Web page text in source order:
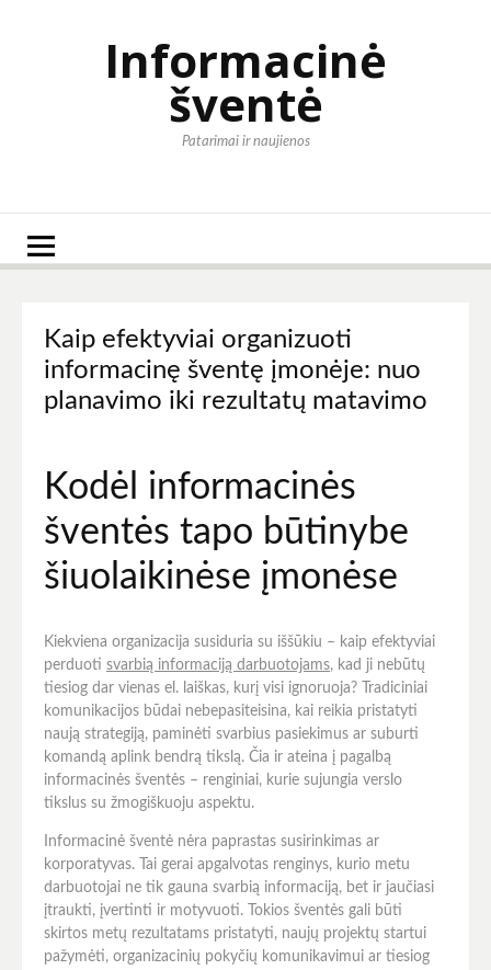
Informacinė
šventė
Patarimai ir naujienos
Kaip efektyviai organizuoti
informacinę šventę įmonėje: nuo
planavimo iki rezultatų matavimo
Kodėl informacinės
šventės tapo būtinybe
šiuolaikinėse įmonėse
Kiekviena organizacija susiduria su iššūkiu – kaip efektyviai
perduoti svarbią informaciją darbuotojams, kad ji nebūtų
tiesiog dar vienas el. laiškas, kurį visi ignoruoja? Tradiciniai
komunikacijos būdai nebepasiteisina, kai reikia pristatyti
naują strategiją, paminėti svarbius pasiekimus ar suburti
komandą aplink bendrą tikslą. Čia ir ateina į pagalbą
informacinės šventės – renginiai, kurie sujungia verslo
tikslus su žmogiškuoju aspektu.
Informacinė šventė nėra paprastas susirinkimas ar
korporatyvas. Tai gerai apgalvotas renginys, kurio metu
darbuotojai ne tik gauna svarbią informaciją, bet ir jaučiasi
įtraukti, įvertinti ir motyvuoti. Tokios šventės gali būti
skirtos metų rezultatams pristatyti, naujų projektų startui
pažymėti, organizacinių pokyčių komunikavimui ar tiesiog